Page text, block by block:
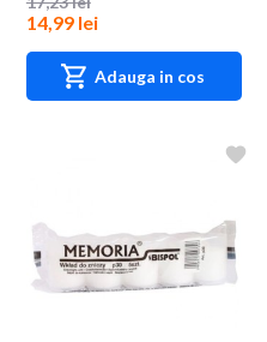
14,99 lei
Adauga in cos